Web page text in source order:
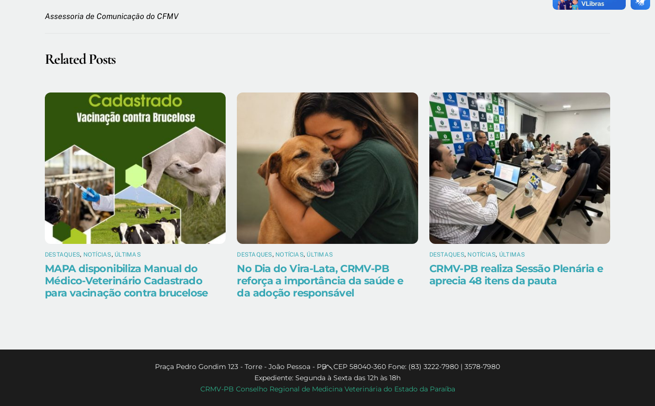
Assessoria de Comunicação do CFMV
Related Posts
DESTAQUES, NOTÍCIAS, ÚLTIMAS
MAPA disponibiliza Manual do
Médico-Veterinário Cadastrado
para vacinação contra brucelose
DESTAQUES, NOTÍCIAS, ÚLTIMAS
No Dia do Vira-Lata, CRMV-PB
reforça a importância da saúde e
da adoção responsável
DESTAQUES, NOTÍCIAS, ÚLTIMAS
CRMV-PB realiza Sessão Plenária e
aprecia 48 itens da pauta
Back
To
Top
Praça Pedro Gondim 123 - Torre - João Pessoa - PB - CEP 58040-360 Fone: (83) 3222-7980 | 3578-7980
Expediente: Segunda à Sexta das 12h às 18h
CRMV-PB Conselho Regional de Medicina Veterinária do Estado da Paraíba